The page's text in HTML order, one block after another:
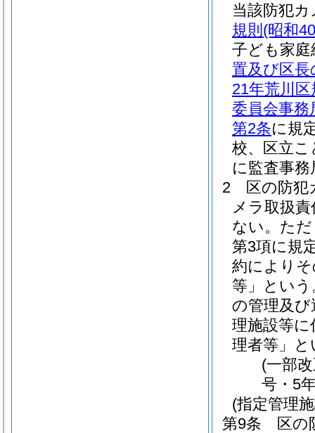
当該防犯
規則 (昭和
子ども家
置及び区
21年荒川
委員会事務
第2条に規
校、区立こ
に監査事
2
区の防
メラ取扱
ない。 た
第3項に規
約により
等」という
の管理及
理施設等に
理者等」と
(一部
号・5
(指定管理
第9条
区の